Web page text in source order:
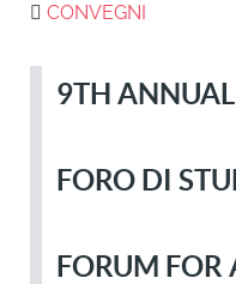
CONVEGNI
9TH
FORO DI
FORUM